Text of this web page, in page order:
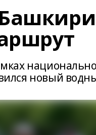
новый